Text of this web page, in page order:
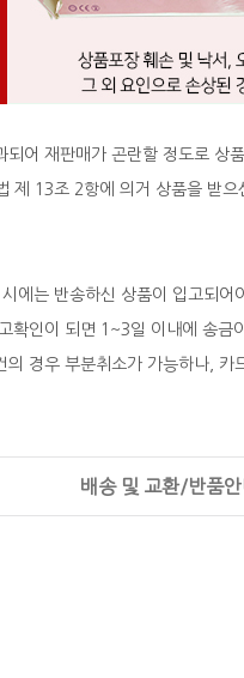
되어 재판매가 곤란할 정도로 상
제 13조 2항에 의거 상품을 받
에는 반송하신 상품이 입고되어
확인이 되면 1~3일 이내에 송금
의 경우 부분취소가 가능하나, 카
배송 및 교환/반품안